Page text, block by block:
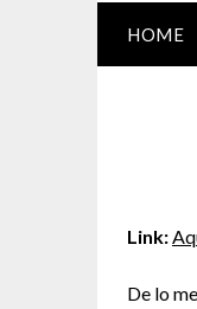
HOME
Link:
De lo